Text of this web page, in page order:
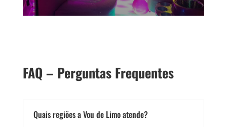
FAQ – Perguntas Frequentes
Quais regiões a Vou de Limo atende?